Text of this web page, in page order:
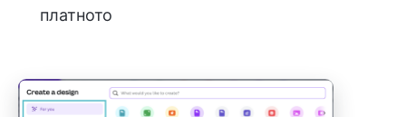
платното